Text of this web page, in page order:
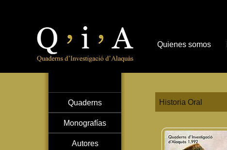
Quaderns
Monografías
Autores
Historia Oral
Quienes somos